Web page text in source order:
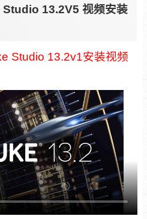
13.2V5 视频安装
Studio 13.2v1安装视频